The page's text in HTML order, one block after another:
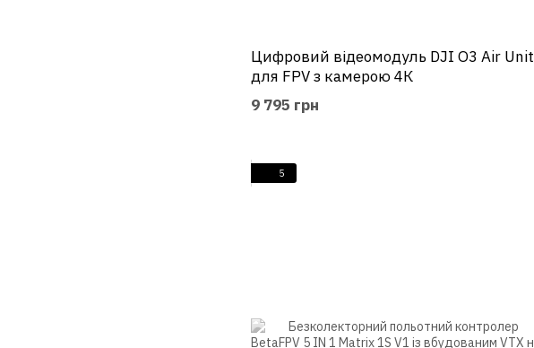
Цифровий відеомодуль DJI O3 Air Unit
для FPV з камерою 4К
9 795 грн
5